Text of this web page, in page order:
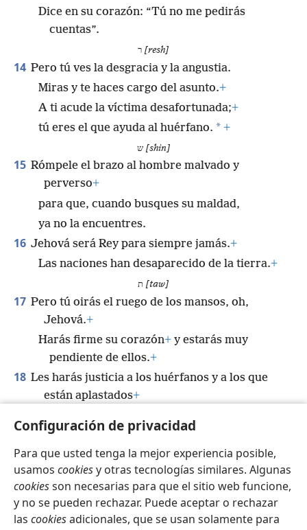
Configuración de privacidad
Para que usted tenga la mejor experiencia posible,
usamos cookiesy otras tecnologías similares. Algunas
cookiesson necesarias para que el sitio web funcione,
y no se pueden rechazar. Puede aceptar o rechazar
las cookiesadicionales, que se usan solamente para
Dice en su corazón: “Tú no me pedirás
cuentas”.
[resh]
14 Pero tú ves la desgracia y la angustia.
Miras y te haces cargo del asunto.+
A ti acude la víctima desafortunada;+
tú eres el que ayuda al huérfano. * +
ש [shin]
15 Rómpele el brazo al hombre malvado y
perverso+
para que, cuando busques su maldad,
ya no la encuentres.
16 Jehová será Rey para siempre jamás.+
Las naciones han desaparecido de la tierra.+
[taw]
17 Pero tú oirás el ruego de los mansos, oh,
Jehová.+
Harás firme su corazón+ y estarás muy
pendiente de ellos.+
18 Les harás justicia a los huérfanos y a los que
están aplastados+
atemorice más.+
Español Compartir Configuración
Copyright © 2026 Watch Tower Bible and Tract Society of Pennsylvania